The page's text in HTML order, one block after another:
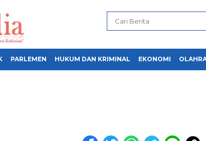
PARLEMEN HUKUM DAN KRIMINAL EKONOMI